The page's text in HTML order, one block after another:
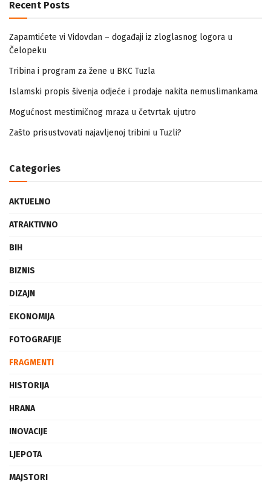
Recent Posts
Zapamtićete vi Vidovdan – događaji iz zloglasnog logora u
Čelopeku
Tribina i program za žene u BKC Tuzla
Islamski propis šivenja odjeće i prodaje nakita nemuslimankama
Mogućnost mestimičnog mraza u četvrtak ujutro
Zašto prisustvovati najavljenoj tribini u Tuzli?
Categories
AKTUELNO
ATRAKTIVNO
BIH
BIZNIS
DIZAJN
EKONOMIJA
FOTOGRAFIJE
FRAGMENTI
HISTORIJA
HRANA
INOVACIJE
LJEPOTA
MAJSTORI